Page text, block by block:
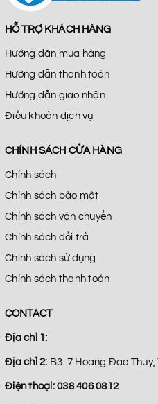
HỖ TRỢ KHÁCH HÀNG
Hướng dẫn mua hàng
Hướng dẫn thanh toán
Hướng dẫn giao nhận
Điều khoản dịch vụ
CHÍNH SÁCH CỬA HÀNG
Chính sách
Chính sách bảo mật
Chính sách vận chuyển
Chính sách đổi trả
Chính sách sử dụng
Chính sách thanh toán
CONTACT
Địa chỉ 1:
Địa chỉ 2: B3. 7 Hoang Đao
Điện thoại: 038 406 0812